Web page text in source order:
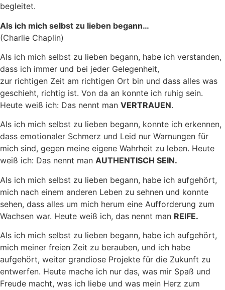
begleitet.
Als ich mich selbst zu lieben begann…
(Charlie Chaplin)
Als ich mich selbst zu lieben begann, habe ich verstanden,
dass ich immer und bei jeder Gelegenheit,
zur richtigen Zeit am richtigen Ort bin und dass alles was
geschieht, richtig ist. Von da an konnte ich ruhig sein.
Heute weiß ich: Das nennt man VERTRAUEN.
Als ich mich selbst zu lieben begann, konnte ich erkennen,
dass emotionaler Schmerz und Leid nur Warnungen für
mich sind, gegen meine eigene Wahrheit zu leben. Heute
weiß ich: Das nennt man AUTHENTISCH SEIN.
Als ich mich selbst zu lieben begann, habe ich aufgehört,
mich nach einem anderen Leben zu sehnen und konnte
sehen, dass alles um mich herum eine Aufforderung zum
Wachsen war. Heute weiß ich, das nennt man REIFE.
Als ich mich selbst zu lieben begann, habe ich aufgehört,
mich meiner freien Zeit zu berauben, und ich habe
aufgehört, weiter grandiose Projekte für die Zukunft zu
entwerfen. Heute mache ich nur das, was mir Spaß und
Freude macht, was ich liebe und was mein Herz zum